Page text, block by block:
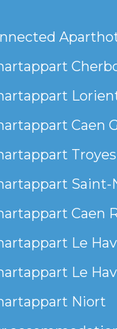
Caen
Troyes
Saint-
Caen
Le
Le
Niort